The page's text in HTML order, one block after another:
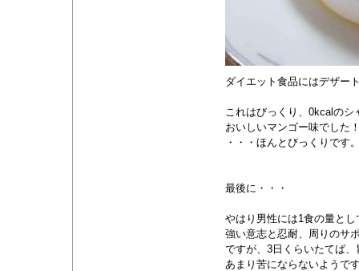
ダイエット食品にはデザー
これはびっくり、0kcalのシ
おいしいマンゴー味でした
・・・ほんとびっくりです
最後に・・・
やはり男性には1食の量と
強い意志と忍耐、周りのサ
ですが、3日くらいたてば
あまり苦にならないようで